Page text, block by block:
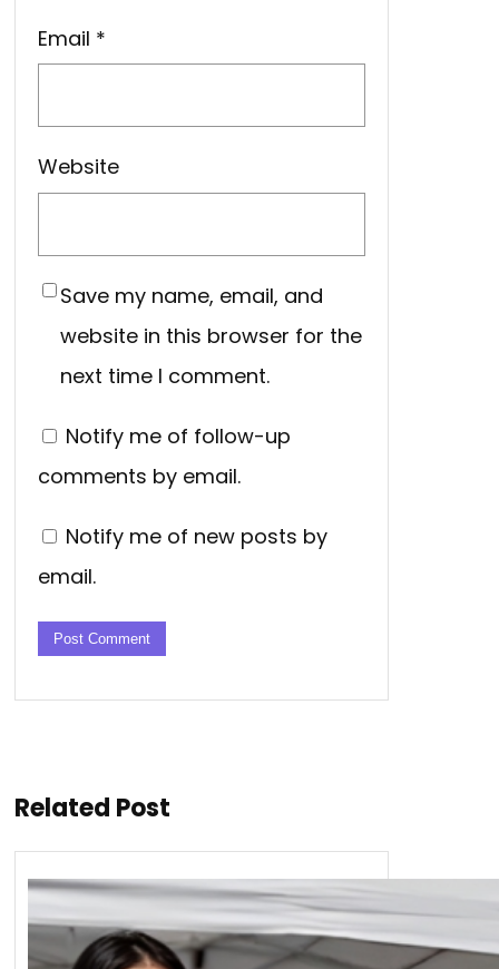
Email *
Website
Save my name, email, and
website in this browser for the
next time I comment.
Notify me of follow-up
comments by email.
Notify me of new posts by
email.
Related Post